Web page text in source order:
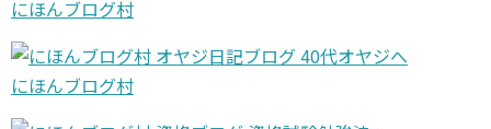
にほんブログ村
にほんブログ村